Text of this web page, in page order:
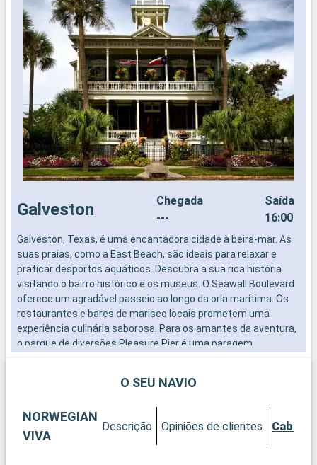
Galveston
Chegada
---
Saída
16:00
Galveston, Texas, é uma encantadora cidade à beira-mar. As
suas praias, como a East Beach, são ideais para relaxar e
praticar desportos aquáticos. Descubra a sua rica história
visitando o bairro histórico e os museus. O Seawall Boulevard
oferece um agradável passeio ao longo da orla marítima. Os
restaurantes e bares de marisco locais prometem uma
experiência culinária saborosa. Para os amantes da aventura,
o parque de diversões Pleasure Pier é uma paragem
O SEU NAVIO
NORWEGIAN
VIVA
Descrição Opiniões de clientes Cabines